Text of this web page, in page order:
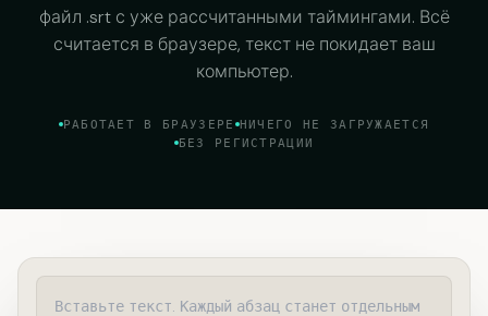
файл .srt с уже рассчитанными таймингами. Всё
считается в браузере, текст не покидает ваш
компьютер.
РАБОТАЕТ В БРАУЗЕРЕ НИЧЕГО НЕ ЗАГРУЖАЕТСЯ
БЕЗ РЕГИСТРАЦИИ